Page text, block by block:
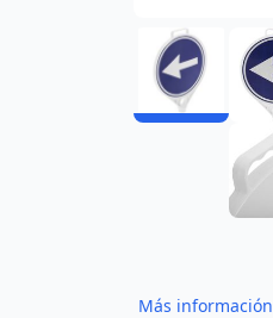
Más información